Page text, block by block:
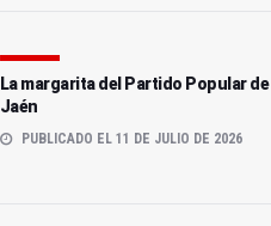
La margarita del Partido Popular de
Jaén
PUBLICADO EL 11 DE JULIO DE 2026